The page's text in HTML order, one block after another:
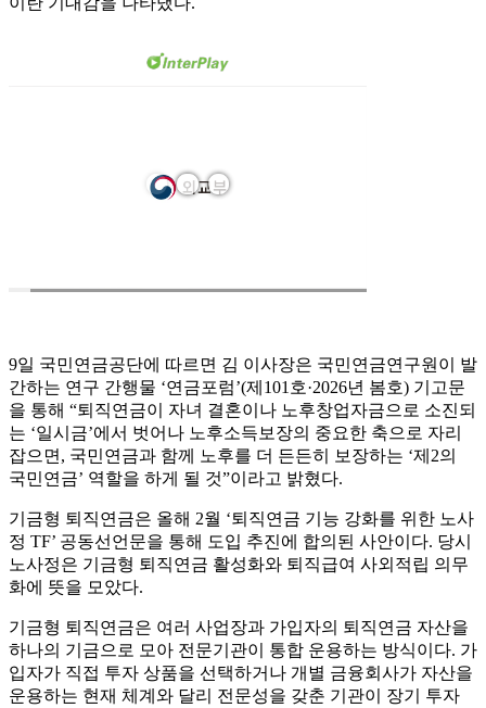
9일 국민연금공단에 따르면 김 이사장은 국민연금연구원이 발
간하는 연구 간행물 ‘연금포럼’(제101호·2026년 봄호) 기고문
을 통해 “퇴직연금이 자녀 결혼이나 노후창업자금으로 소진되
는 ‘일시금’에서 벗어나 노후소득보장의 중요한 축으로 자리
잡으면, 국민연금과 함께 노후를 더 든든히 보장하는 ‘제2의
국민연금’ 역할을 하게 될 것”이라고 밝혔다.
기금형 퇴직연금은 올해 2월 ‘퇴직연금 기능 강화를 위한 노사
정 TF’ 공동선언문을 통해 도입 추진에 합의된 사안이다. 당시
노사정은 기금형 퇴직연금 활성화와 퇴직급여 사외적립 의무
화에 뜻을 모았다.
기금형 퇴직연금은 여러 사업장과 가입자의 퇴직연금 자산을
하나의 기금으로 모아 전문기관이 통합 운용하는 방식이다. 가
입자가 직접 투자 상품을 선택하거나 개별 금융회사가 자산을
운용하는 현재 체계와 달리 전문성을 갖춘 기관이 장기 투자